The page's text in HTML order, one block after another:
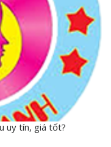
uy tín, giá tốt?